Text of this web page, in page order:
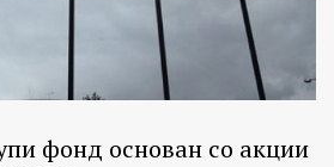
фонд основан со акции